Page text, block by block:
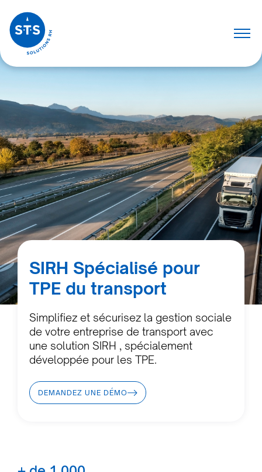
SIRH Spécialisé pour
TPE du transport
Simplifiez et sécurisez la gestion sociale
de votre entreprise de transport avec
une solution SIRH , spécialement
développée pour les TPE.
DEMANDEZ UNE DÉMO